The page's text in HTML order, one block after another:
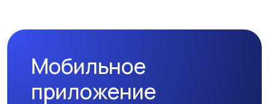
запчасти
Мобильное
приложение